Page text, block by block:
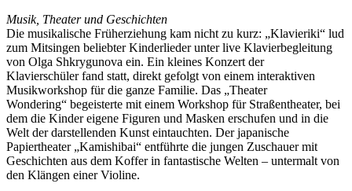
Musik, Theater und Geschichten
Die musikalische Früherziehung kam nicht zu kurz: „Klavieriki“ lud
zum Mitsingen beliebter Kinderlieder unter live Klavierbegleitung
von Olga Shkrygunova ein. Ein kleines Konzert der
Klavierschüler fand statt, direkt gefolgt von einem interaktiven
Musikworkshop für die ganze Familie. Das „Theater
Wondering“ begeisterte mit einem Workshop für Straßentheater, bei
dem die Kinder eigene Figuren und Masken erschufen und in die
Welt der darstellenden Kunst eintauchten. Der japanische
Papiertheater „Kamishibai“ entführte die jungen Zuschauer mit
Geschichten aus dem Koffer in fantastische Welten – untermalt von
den Klängen einer Violine.